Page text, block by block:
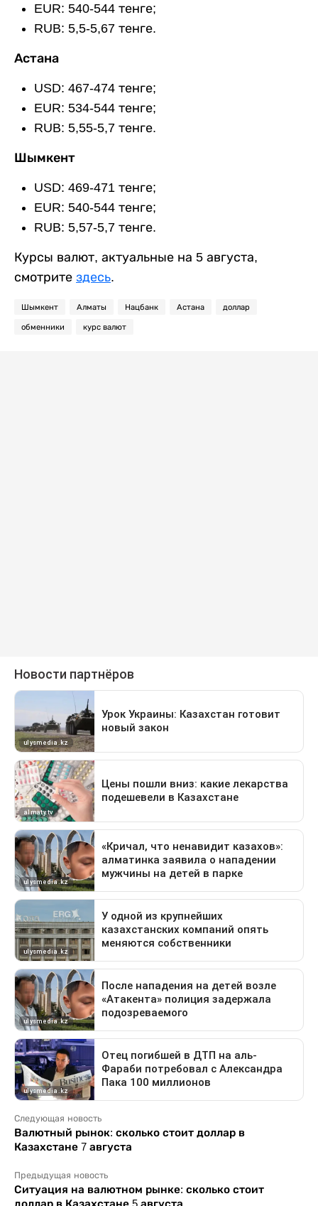
EUR: 540-544 тенге;
RUB: 5,5-5,67 тенге.
Астана
USD: 467-474 тенге;
EUR: 534-544 тенге;
RUB: 5,55-5,7 тенге.
Шымкент
USD: 469-471 тенге;
EUR: 540-544 тенге;
RUB: 5,57-5,7 тенге.
Курсы валют, актуальные на 5 августа,
смотрите здесь.
Шымкент Алматы Нацбанк Астана доллар
обменники курс валют
Следующая новость
Валютный рынок: сколько стоит доллар в
Казахстане 7 августа
Предыдущая новость
Ситуация на валютном рынке: сколько стоит
доллар в Казахстане 5 августа